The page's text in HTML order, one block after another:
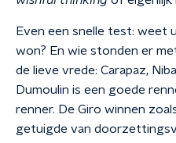
Even een snelle test: weet
won? En wie stonden er
de lieve vrede: Carapaz,
Dumoulin is een goede
renner. De Giro winnen
getuigde van